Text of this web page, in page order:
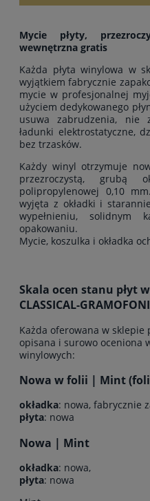
Mycie płyty,
wewnętrzna gratis
Każda płyta winylowa w
wyjątkiem fabrycznie
mycie w profesjonalnej
użyciem dedykowanego
usuwa zabrudzenia, nie
ładunki elektrostatyczne,
bez trzasków.
Każdy winyl otrzymuje
przezroczystą, grubą
polipropylenowej 0,10
wyjęta z okładki i
wypełnieniu, solidnym
opakowaniu.
Mycie, koszulka i okładka
Skala ocen stanu płyt
CLASSICAL-
Każda oferowana w sklepie
opisana i surowo oceniona
winylowych:
Nowa w folii | Mint
okładka: nowa, fabrycznie
płyta: nowa
Nowa | Mint
okładka: nowa,
płyta: nowa